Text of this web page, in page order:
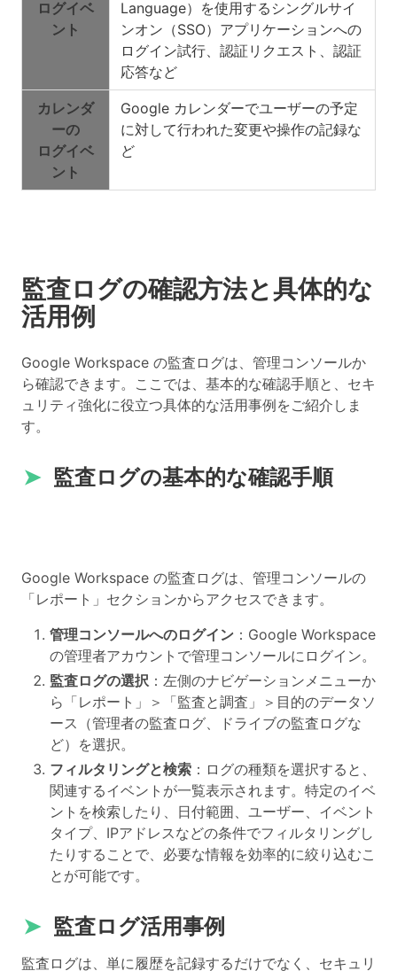
ログイベ
ント
Language）を使用するシングルサイ
ンオン（SSO）アプリケーションへの
ログイン試行、認証リクエスト、認証
応答など
カレンダ
ーの
ログイベ
ント
Google カレンダーでユーザーの予定
に対して行われた変更や操作の記録な
ど
監査ログの確認方法と具体的な
活用例
Google Workspace の監査ログは、管理コンソールか
ら確認できます。ここでは、基本的な確認手順と、セキ
ュリティ強化に役立つ具体的な活用事例をご紹介しま
す。
➤ 監査ログの基本的な確認手順
Google Workspace の監査ログは、管理コンソールの
「レポート」セクションからアクセスできます。
管理コンソールへのログイン ：Google Workspace
の管理者アカウントで管理コンソールにログイン。
監査ログの選択 ：左側のナビゲーションメニューか
ら「レポート」＞「監査と調査」＞目的のデータソ
ース（管理者の監査ログ、ドライブの監査ログな
ど）を選択。
フィルタリングと検索 ：ログの種類を選択すると、
関連するイベントが一覧表示されます。特定のイベ
ントを検索したり、日付範囲、ユーザー、イベント
タイプ、IPアドレスなどの条件でフィルタリングし
たりすることで、必要な情報を効率的に絞り込むこ
とが可能です。
➤ 監査ログ活用事例
監査ログは、単に履歴を記録するだけでなく、セキュリ